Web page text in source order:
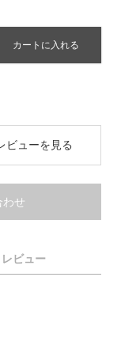
カートに入れる
ビューを見る
わせ
レビュー